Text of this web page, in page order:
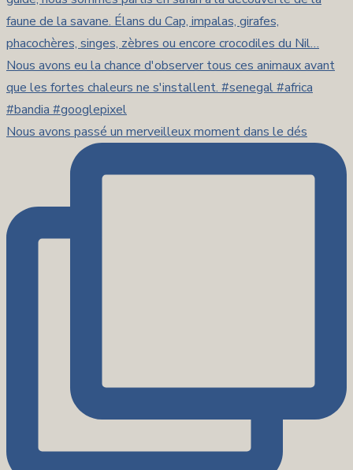
Nous avons passé un merveilleux moment dans le dés